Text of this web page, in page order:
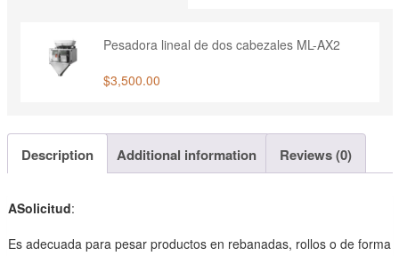
Pesadora lineal de dos cabezales ML-AX2
$3,500.00
Description Additional information Reviews (0)
ASolicitud:
Es adecuada para pesar productos en rebanadas, rollos o de forma